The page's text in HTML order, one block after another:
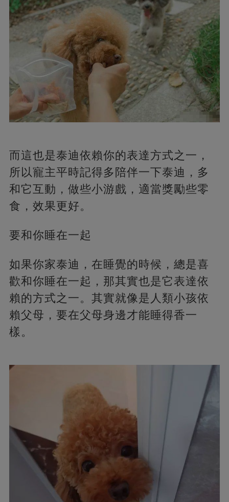
而這也是泰迪依賴你的表達方式之一，
所以寵主平時記得多陪伴一下泰迪，多
和它互動，做些小游戲，適當獎勵些零
食，效果更好。
要和你睡在一起
如果你家泰迪，在睡覺的時候，總是喜
歡和你睡在一起，那其實也是它表達依
賴的方式之一。其實就像是人類小孩依
賴父母，要在父母身邊才能睡得香一
樣。